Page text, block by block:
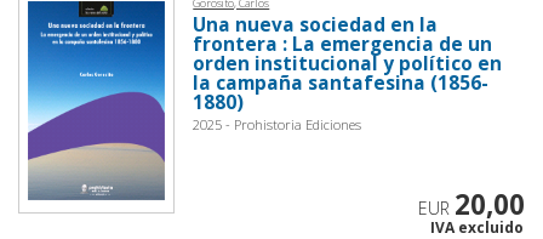
Una nueva sociedad en la
frontera : La emergencia de un
orden institucional y político en
la campaña santafesina (1856-
1880)
2025 - Prohistoria Ediciones
EUR 20,00
IVA excluido